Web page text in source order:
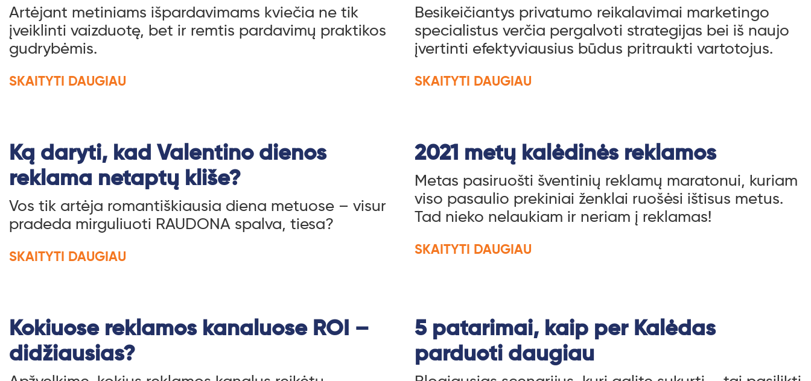
Artėjant metiniams išpardavimams kviečia ne tik
įveiklinti vaizduotę, bet ir remtis pardavimų praktikos
gudrybėmis.
SKAITYTI DAUGIAU
Besikeičiantys privatumo reikalavimai marketingo
specialistus verčia pergalvoti strategijas bei iš naujo
įvertinti efektyviausius būdus pritraukti vartotojus.
SKAITYTI DAUGIAU
Ką daryti, kad Valentino dienos
reklama netaptų kliše?
Vos tik artėja romantiškiausia diena metuose – visur
pradeda mirguliuoti RAUDONA spalva, tiesa?
SKAITYTI DAUGIAU
2021 metų kalėdinės reklamos
Metas pasiruošti šventinių reklamų maratonui, kuriam
viso pasaulio prekiniai ženklai ruošėsi ištisus metus.
Tad nieko nelaukiam ir neriam į reklamas!
SKAITYTI DAUGIAU
Kokiuose reklamos kanaluose ROI –
didžiausias?
5 patarimai, kaip per Kalėdas
parduoti daugiau